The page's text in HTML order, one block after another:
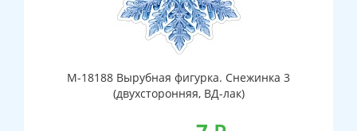
М-18188 Вырубная фигурка. Снежинка 3
(двухсторонняя, ВД-лак)